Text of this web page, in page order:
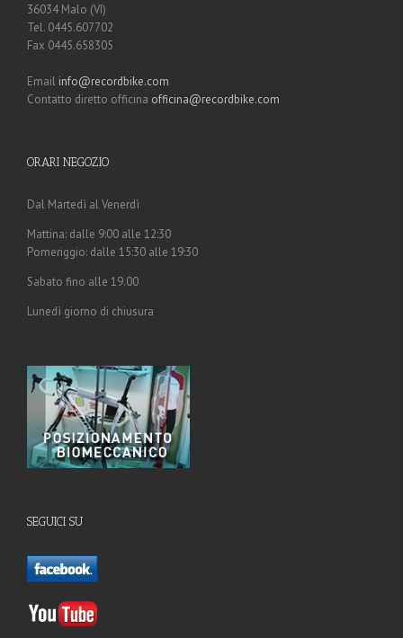
36034 Malo (VI)
Tel. 0445.607702
Fax 0445.658305
Email info@recordbike.com
Contatto diretto officina officina@recordbike.com
ORARI NEGOZIO
Dal Martedì al Venerdì
Mattina: dalle 9:00 alle 12:30
Pomeriggio: dalle 15:30 alle 19:30
Sabato fino alle 19.00
Lunedì giorno di chiusura
SEGUICI SU